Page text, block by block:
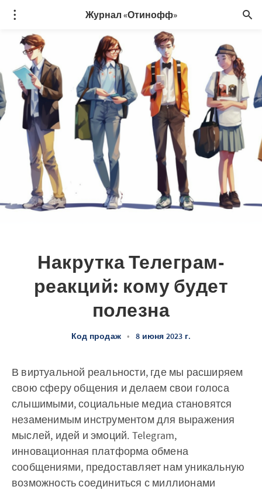
Журнал «Отинофф»
Накрутка Телеграм-
реакций: кому будет
полезна
Код продаж • 8 июня 2023 г.
В виртуальной реальности, где мы расширяем
свою сферу общения и делаем свои голоса
слышимыми, социальные медиа становятся
незаменимым инструментом для выражения
мыслей, идей и эмоций. Telegram,
инновационная платформа обмена
сообщениями, предоставляет нам уникальную
возможность соединиться с миллионами